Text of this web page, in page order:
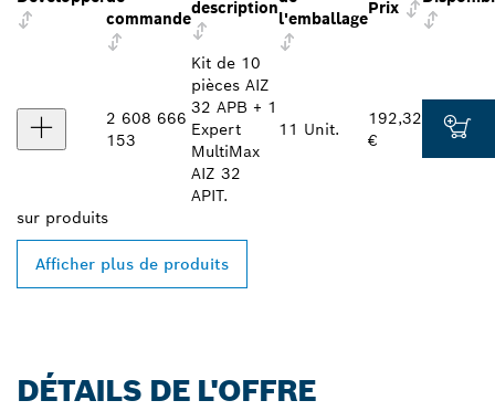
commande
description
l'emballage
Prix
2 608 666
153
Kit de 10
pièces AIZ
32 APB + 1
Expert
MultiMax
AIZ 32
APIT.
11 Unit.
192,32
€
sur produits
Afficher plus de produits
DÉTAILS DE L'OFFRE